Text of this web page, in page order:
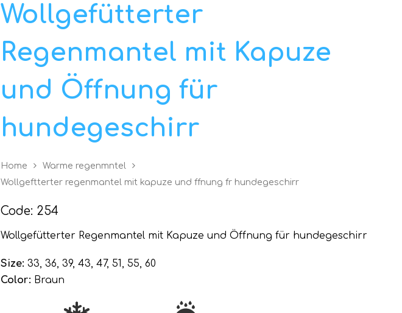
Wollgefütterter
Regenmantel mit Kapuze
und Öffnung für
hundegeschirr
Home
Warme regenmntel
Wollgeftterter regenmantel mit kapuze und ffnung fr hundegeschirr
Code: 254
Wollgefütterter Regenmantel mit Kapuze und Öffnung für hundegeschirr
Size: 33, 36, 39, 43, 47, 51, 55, 60
Color: Braun